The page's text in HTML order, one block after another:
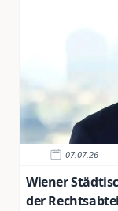
07.07.26
Wiener
der